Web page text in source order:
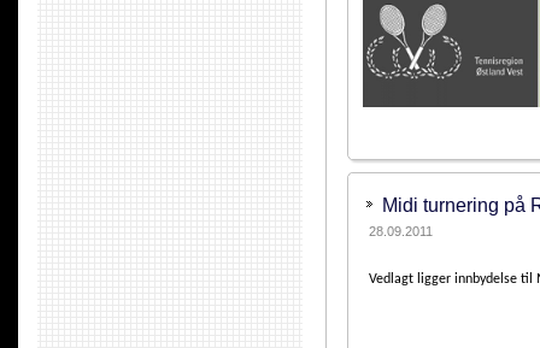
Midi turnering på
28.09.2011
Vedlagt ligger innbydelse til